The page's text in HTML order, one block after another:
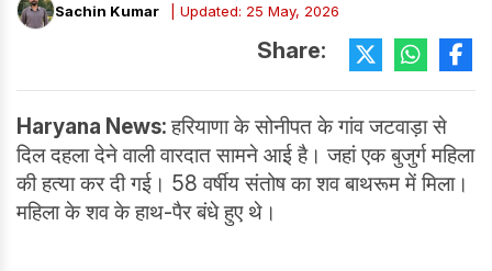
Sachin Kumar | Updated: 25 May, 2026
Share:
Haryana News:हरियाणा के सोनीपत के गांव जटवाड़ा से
दिल दहला देने वाली वारदात सामने आई है। जहां एक बुजुर्ग महिला
की हत्या कर दी गई। 58 वर्षीय संतोष का शव बाथरूम में मिला।
महिला के शव के हाथ-पैर बंधे हुए थे।